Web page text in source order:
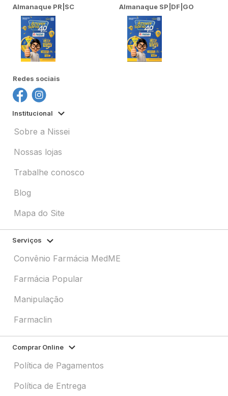
Almanaque PR|SC Almanaque SP|DF|GO
Redes sociais
Institucional
Sobre a Nissei
Nossas lojas
Trabalhe conosco
Blog
Mapa do Site
Serviços
Convênio Farmácia MedME
Farmácia Popular
Manipulação
Farmaclin
Comprar Online
Política de Pagamentos
Política de Entrega